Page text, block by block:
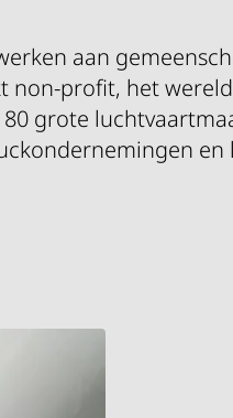
aan
non-profit, het
grote
en